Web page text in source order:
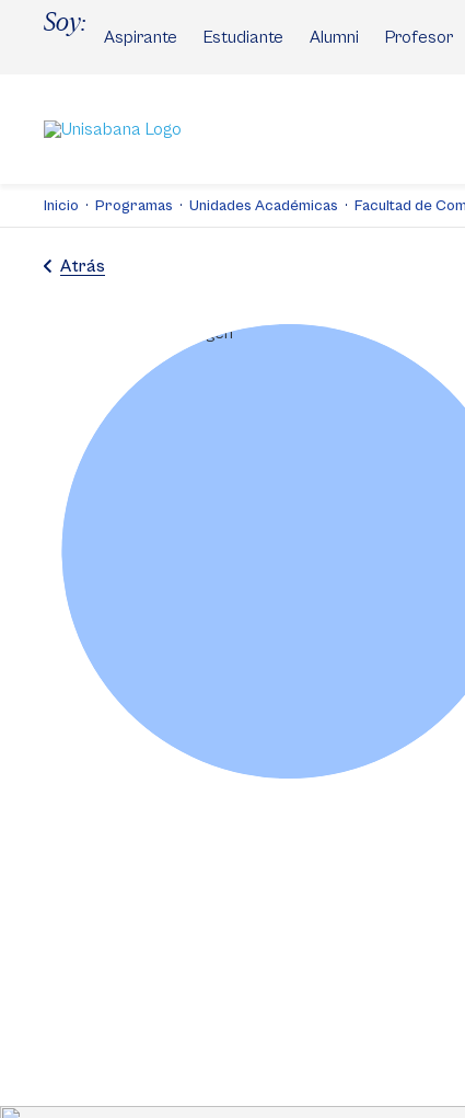
Soy:
Aspirante Estudiante Alumni Profesor
Inicio Programas Unidades Académicas Facultad de
Atrás